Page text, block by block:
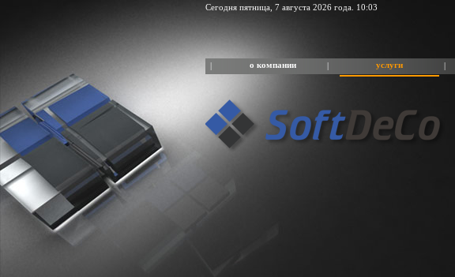
Сегодня пятница, 7 августа 2026 года. 10:03
о компании услуги